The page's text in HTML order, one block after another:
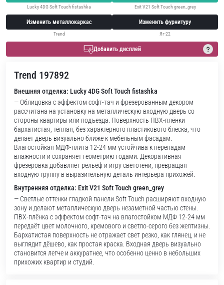
Lucky 4DG Soft Touch fistashka
Изменить металлокаркас
Trend
Exit V21 Soft Touch green_grey
Изменить фурнитуру
Яг-22
Добавить дисплей
Trend 197892
Внешняя отделка: Lucky 4DG Soft Touch fistashka
— Облицовка с эффектом софт-тач и фрезерованным декором
рассчитана на установку на металлическую входную дверь со
стороны квартиры или подъезда. Поверхность ПВХ-плёнки
бархатистая, тёплая, без характерного пластикового блеска, что
делает дверь визуально ближе к мебельным фасадам.
Влагостойкая МДФ-плита 12-24 мм устойчива к перепадам
влажности и сохраняет геометрию годами. Декоративная
фрезеровка добавляет рельеф и игру светотени, превращая
входную группу в выразительную деталь интерьера прихожей.
Внутренняя отделка: Exit V21 Soft Touch green_grey
— Светлые оттенки гладкой панели Soft Touch расширяют входную
зону и делают металлическую дверь незаметной частью стены.
ПВХ-плёнка с эффектом софт-тач на влагостойком МДФ 12-24 мм
передаёт цвет молочного, кремового и светло-серого без желтизны.
Бархатистая поверхность не отражает свет резко, как глянец, и не
выглядит дёшево, как простая краска. Входная дверь визуально
становится легче и аккуратнее, что особенно ценно в небольших
прихожих квартир и студий.